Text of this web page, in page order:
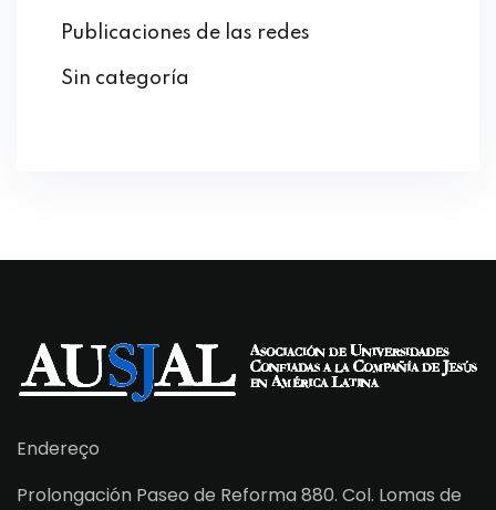
Publicaciones de las redes
Sin categoría
Endereço
Prolongación Paseo de Reforma 880. Col. Lomas de